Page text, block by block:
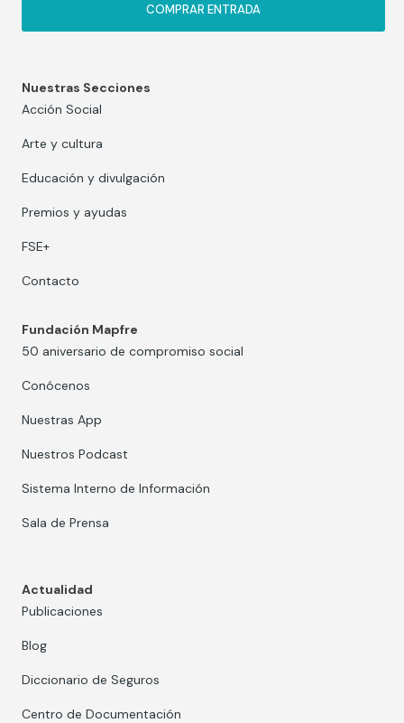
COMPRAR ENTRADA
Nuestras Secciones
Acción Social
Arte y cultura
Educación y divulgación
Premios y ayudas
FSE+
Contacto
Fundación Mapfre
50 aniversario de compromiso social
Conócenos
Nuestras App
Nuestros Podcast
Sistema Interno de Información
Sala de Prensa
Actualidad
Publicaciones
Blog
Diccionario de Seguros
Centro de Documentación